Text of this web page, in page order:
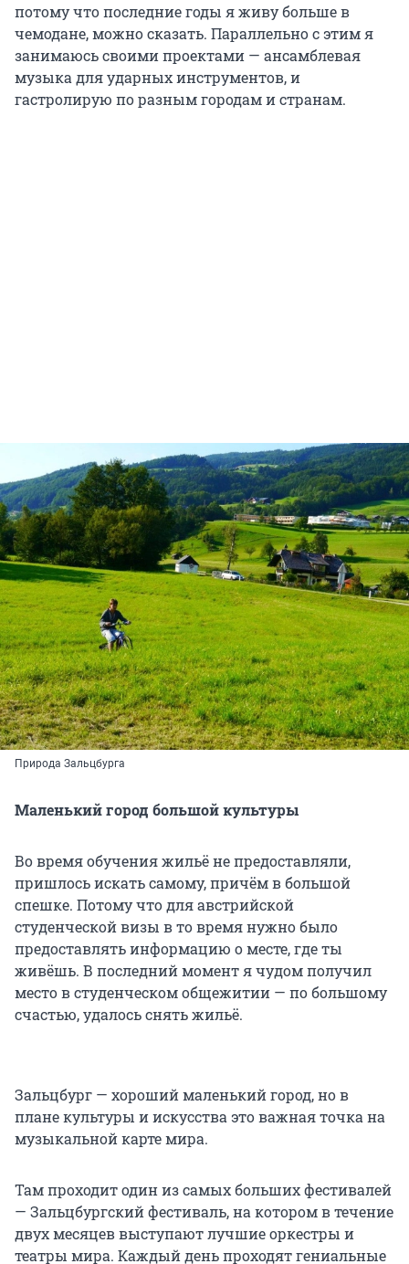
потому что последние годы я живу больше в
чемодане, можно сказать. Параллельно с этим я
занимаюсь своими проектами — ансамблевая
музыка для ударных инструментов, и
гастролирую по разным городам и странам.
Природа Зальцбурга
Маленький город большой культуры
Во время обучения жильё не предоставляли,
пришлось искать самому, причём в большой
спешке. Потому что для австрийской
студенческой визы в то время нужно было
предоставлять информацию о месте, где ты
живёшь. В последний момент я чудом получил
место в студенческом общежитии — по большому
счастью, удалось снять жильё.
Зальцбург — хороший маленький город, но в
плане культуры и искусства это важная точка на
музыкальной карте мира.
Там проходит один из самых больших фестивалей
— Зальцбургский фестиваль, на котором в течение
двух месяцев выступают лучшие оркестры и
театры мира. Каждый день проходят гениальные